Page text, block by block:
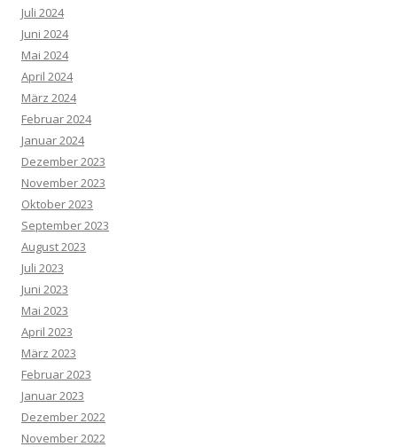
Juli 2024
Juni 2024
Mai 2024
April 2024
März 2024
Februar 2024
Januar 2024
Dezember 2023
November 2023
Oktober 2023
September 2023
August 2023
Juli 2023
Juni 2023
Mai 2023
April 2023
März 2023
Februar 2023
Januar 2023
Dezember 2022
November 2022